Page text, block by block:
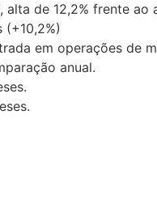
de 12,2% frente ao
em operações
anual.